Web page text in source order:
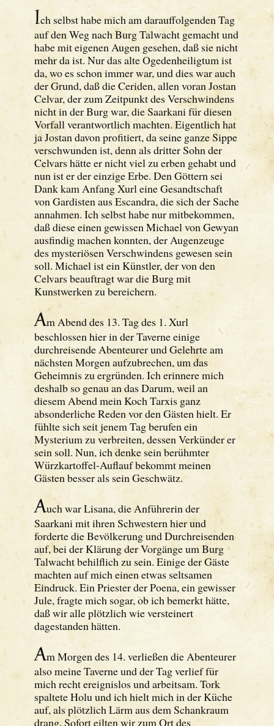
Ich selbst habe mich am darauffolgenden Tag
auf den Weg nach Burg Talwacht gemacht und
habe mit eigenen Augen gesehen, daß sie nicht
mehr da ist. Nur das alte Ogedenheiligtum ist
da, wo es schon immer war, und dies war auch
der Grund, daß die Ceriden, allen voran Jostan
Celvar, der zum Zeitpunkt des Verschwindens
nicht in der Burg war, die Saarkani für diesen
Vorfall verantwortlich machten. Eigentlich hat
ja Jostan davon profitiert, da seine ganze Sippe
verschwunden ist, denn als dritter Sohn der
Celvars hätte er nicht viel zu erben gehabt und
nun ist er der einzige Erbe. Den Göttern sei
Dank kam Anfang Xurl eine Gesandtschaft
von Gardisten aus Escandra, die sich der Sache
annahmen. Ich selbst habe nur mitbekommen,
daß diese einen gewissen Michael von Gewyan
ausfindig machen konnten, der Augenzeuge
des mysteriösen Verschwindens gewesen sein
soll. Michael ist ein Künstler, der von den
Celvars beauftragt war die Burg mit
Kunstwerken zu bereichern.
Am Abend des 13. Tag des 1. Xurl
beschlossen hier in der Taverne einige
durchreisende Abenteurer und Gelehrte am
nächsten Morgen aufzubrechen, um das
Geheimnis zu ergründen. Ich erinnere mich
deshalb so genau an das Darum, weil an
diesem Abend mein Koch Tarxis ganz
absonderliche Reden vor den Gästen hielt. Er
fühlte sich seit jenem Tag berufen ein
Mysterium zu verbreiten, dessen Verkünder er
sein soll. Nun, ich denke sein berühmter
Würzkartoffel-Auflauf bekommt meinen
Gästen besser als sein Geschwätz.
Auch war Lisana, die Anführerin der
Saarkani mit ihren Schwestern hier und
forderte die Bevölkerung und Durchreisenden
auf, bei der Klärung der Vorgänge um Burg
Talwacht behilflich zu sein. Einige der Gäste
machten auf mich einen etwas seltsamen
Eindruck. Ein Priester der Poena, ein gewisser
Jule, fragte mich sogar, ob ich bemerkt hätte,
daß wir alle plötzlich wie versteinert
dagestanden hätten.
Am Morgen des 14. verließen die Abenteurer
also meine Taverne und der Tag verlief für
mich recht ereignislos und arbeitsam. Tork
spaltete Holu und ich hielt mich in der Küche
auf, als plötzlich Lärm aus dem Schankraum
drang. Sofort eilten wir zum Ort des